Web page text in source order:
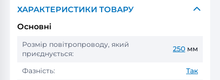
ХАРАКТЕРИСТИКИ ТОВАРУ
Основні
Розмір повітропроводу, який
приєднується:
250 мм
Фазність:
Так